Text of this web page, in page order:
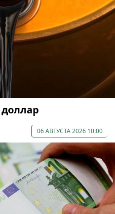
06 АВГУСТА 2026 10:00